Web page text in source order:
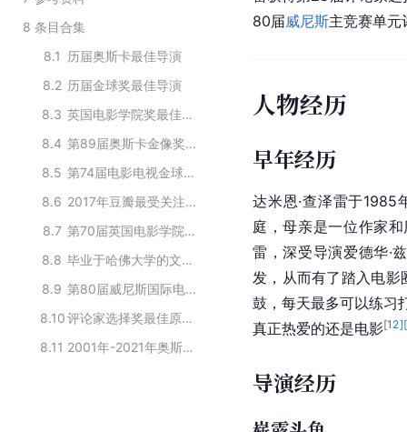
8 条目合集
8.1
历届奥斯卡最佳导演
8.2 历届金球奖最佳导演
8.3
英国电影学院奖最佳导演名单
8.4
第89届奥斯卡金像奖获奖人物
8.5
第74届电影电视金球奖获奖人物
8.6
2017年豆瓣最受关注的导演
8.7
第70届英国电影学院奖获奖人物
8.8
毕业于哈佛大学的文体界校友
8.9
第80届威尼斯国际电影节评审团阵容
8.10
评论家选择奖最佳原创剧本获奖者
8.11
2001年-2021年奥斯卡最佳导演奖名单
80届威尼斯主竞赛单元
人物经历
早年经历
达米恩·查泽雷于1985
庭，母亲是一位作家
雷，深受导演爱德华·
发，从而有了踏入电影
鼓，每天最多可以练习
真正热爱的还是电影[12][
导演经历